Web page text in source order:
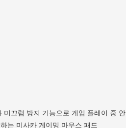
미끄럼 방지 기능으로 게임 플레이 중 안
는 미사카 게이밍 마우스 패드